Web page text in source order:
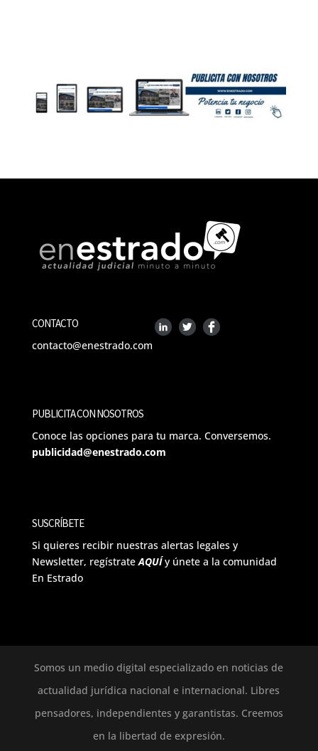
CONTACTO
contacto@enestrado.com
PUBLICITA CON NOSOTROS
Conoce las opciones para tu marca. Conversemos.
publicidad@enestrado.com
SUSCRÍBETE
Si quieres recibir nuestras alertas legales y
Newsletter, regístrateAQUÍ y únete a la comunidad
En Estrado
Somos un medio digital especializado en noticias de
actualidad jurídica nacional e internacional. Libres
pensadores, independientes y garantistas. Creemos
en la libertad de expresión.